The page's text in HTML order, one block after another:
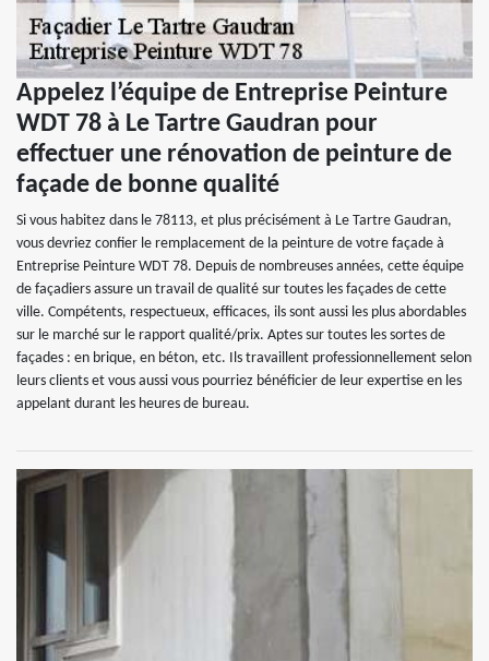
Appelez l’équipe de Entreprise Peinture
WDT 78 à Le Tartre Gaudran pour
effectuer une rénovation de peinture de
façade de bonne qualité
Si vous habitez dans le 78113, et plus précisément à Le Tartre Gaudran,
vous devriez confier le remplacement de la peinture de votre façade à
Entreprise Peinture WDT 78. Depuis de nombreuses années, cette équipe
de façadiers assure un travail de qualité sur toutes les façades de cette
ville. Compétents, respectueux, efficaces, ils sont aussi les plus abordables
sur le marché sur le rapport qualité/prix. Aptes sur toutes les sortes de
façades : en brique, en béton, etc. Ils travaillent professionnellement selon
leurs clients et vous aussi vous pourriez bénéficier de leur expertise en les
appelant durant les heures de bureau.